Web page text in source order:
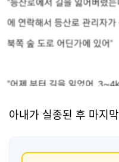
아내가 실종된 후 마지